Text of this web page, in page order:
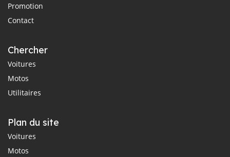
Promotion
Contact
Chercher
Voitures
Motos
Utilitaires
Plan du site
Voitures
Motos